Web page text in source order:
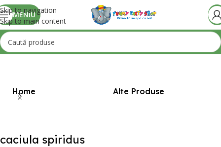
Skip to navigation
Skip to main content
MENIU
Prima pagină/Produse etichetate „caciula spiridus”
Home Alte Produse
caciula spiridus